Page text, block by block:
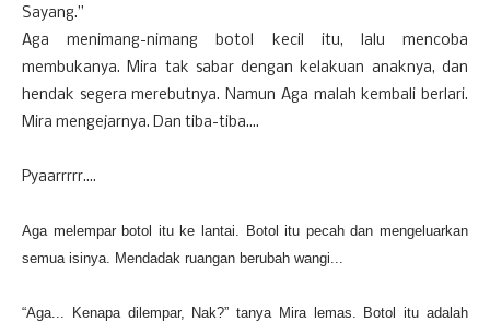
Sayang.”
Aga menimang-nimang botol kecil itu, lalu mencoba
membukanya. Mira tak sabar dengan kelakuan anaknya, dan
hendak segera merebutnya. Namun Aga malah kembali berlari.
Mira mengejarnya. Dan tiba-tiba....
Pyaarrrrr....
Aga melempar botol itu ke lantai. Botol itu pecah dan mengeluarkan
semua isinya. Mendadak ruangan berubah wangi...
“Aga... Kenapa dilempar, Nak?” tanya Mira lemas. Botol itu adalah